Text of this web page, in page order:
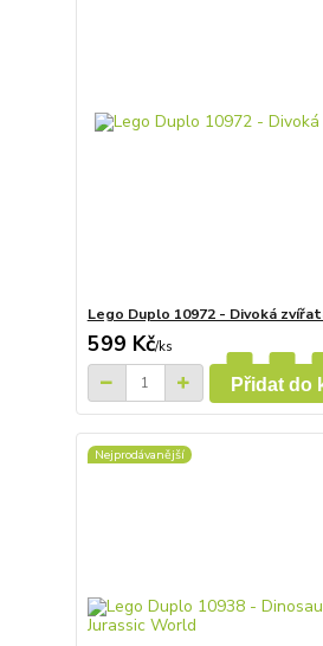
Lego Duplo 10972 - Divoká
599 Kč/ks
Přidat do
Nejprodávanější